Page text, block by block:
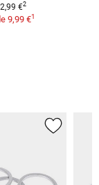
€2
9,99 €1